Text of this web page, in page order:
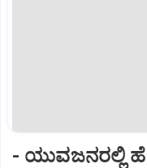
- ಯುವಜನರಲ್ಲಿ